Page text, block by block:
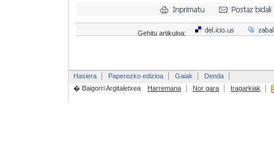
Gehitu artikuloa:
Hasiera Paperezko edizioa Gaiak
Denda
� Baigorri Argitaletxea
Harremana Nor gara Iragarkiak